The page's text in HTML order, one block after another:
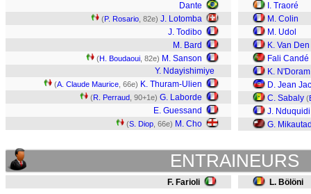
Dante
(P. Rosario , 82e) J. Lotomba
J. Todibo
M. Bard
(H. Boudaoui , 82e) M. Sanson
Y. Ndayishimiye
(A. Claude Maurice , 66e) K. Thuram-Ulien
(R. Perraud , 90+1e) G. Laborde
E. Guessand
(S. Diop , 66e) M. Cho
I. Traoré
M. Colin
M. Udol
K. Van
Fali Candé
K. N'Doram
D. Jean
C. Sabaly (
J. Nduquidi
G.
ENTRAINEURS
F. Farioli L. Bölöni